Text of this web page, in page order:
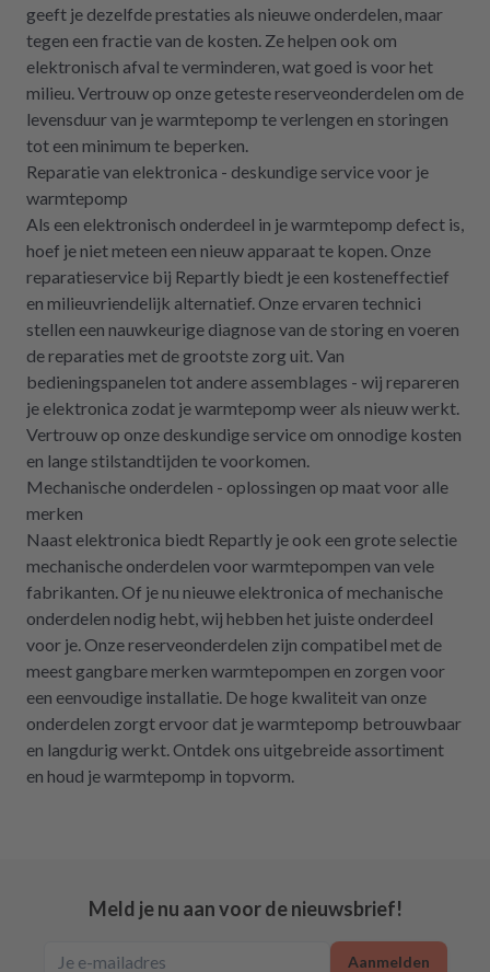
geeft je dezelfde prestaties als nieuwe onderdelen, maar
tegen een fractie van de kosten. Ze helpen ook om
elektronisch afval te verminderen, wat goed is voor het
milieu. Vertrouw op onze geteste reserveonderdelen om de
levensduur van je warmtepomp te verlengen en storingen
tot een minimum te beperken.
Reparatie van elektronica - deskundige service voor je
warmtepomp
Als een elektronisch onderdeel in je warmtepomp defect is,
hoef je niet meteen een nieuw apparaat te kopen. Onze
reparatieservice bij Repartly biedt je een kosteneffectief
en milieuvriendelijk alternatief. Onze ervaren technici
stellen een nauwkeurige diagnose van de storing en voeren
de reparaties met de grootste zorg uit. Van
bedieningspanelen tot andere assemblages - wij repareren
je elektronica zodat je warmtepomp weer als nieuw werkt.
Vertrouw op onze deskundige service om onnodige kosten
en lange stilstandtijden te voorkomen.
Mechanische onderdelen - oplossingen op maat voor alle
merken
Naast elektronica biedt Repartly je ook een grote selectie
mechanische onderdelen voor warmtepompen van vele
fabrikanten. Of je nu nieuwe elektronica of mechanische
onderdelen nodig hebt, wij hebben het juiste onderdeel
voor je. Onze reserveonderdelen zijn compatibel met de
meest gangbare merken warmtepompen en zorgen voor
een eenvoudige installatie. De hoge kwaliteit van onze
onderdelen zorgt ervoor dat je warmtepomp betrouwbaar
en langdurig werkt. Ontdek ons uitgebreide assortiment
en houd je warmtepomp in topvorm.
Meld je nu aan voor de nieuwsbrief!
Aanmelden